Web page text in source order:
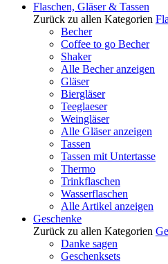
Flaschen, Gläser & Tassen
Zurück zu allen Kategorien
Becher
Coffee to go Becher
Shaker
Alle Becher anzeigen
Gläser
Biergläser
Teeglaeser
Weingläser
Alle Gläser anzeigen
Tassen
Tassen mit Untertasse
Thermo
Trinkflaschen
Wasserflaschen
Alle Artikel anzeigen
Geschenke
Zurück zu allen Kategorien
Danke sagen
Geschenksets